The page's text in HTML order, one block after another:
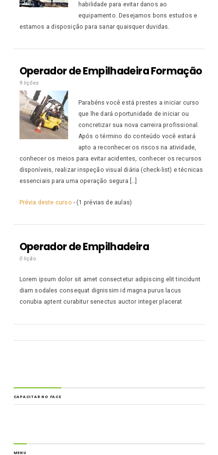
habilidade para evitar danos ao
equipamento. Desejamos bons estudos e
estamos a disposição para sanar quaisquer duvidas.
Operador de Empilhadeira Formação
9 lições
Parabéns você está prestes a iniciar curso
que lhe dará oportunidade de iniciar ou
concretizar sua nova carreira profissional.
Após o término do conteúdo você estará
apto a reconhecer os riscos na atividade,
conhecer os meios para evitar acidentes, conhecer os recursos
disponíveis, realizar inspeção visual diária (check-list) e técnicas
essenciais para uma operação segura […]
Prévia deste curso - (1 prévias de aulas)
Operador de Empilhadeira
0 lição
Lorem ipsum dolor sit amet consectetur adipiscing elit tincidunt
diam sodales consequat dignissim id magna purus lacus
conubia aptent curabitur senectus auctor integer placerat
CAPACITAR NO FACE
MENU